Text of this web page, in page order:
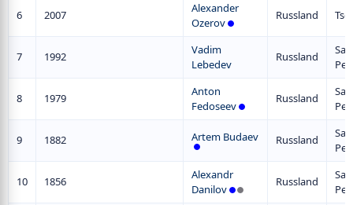
6 2007
Alexander
Ozerov
Russland
7 1992
Vadim
Lebedev
Russland
8 1979
Anton
Fedoseev
Russland
9 1882 Artem Budaev Russland
10 1856
Alexandr
Danilov
Russland